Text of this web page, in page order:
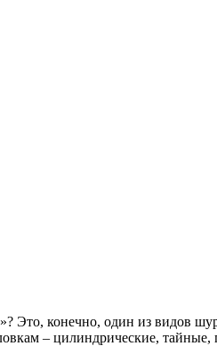
Это, конечно, один из видов
– цилиндрические,